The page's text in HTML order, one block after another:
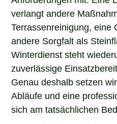
verlangt andere
Terrassenreinigung, eine
andere Sorgfalt als
Winterdienst steht
zuverlässige
Genau deshalb setzen
Abläufe und eine
sich am tatsächlichen